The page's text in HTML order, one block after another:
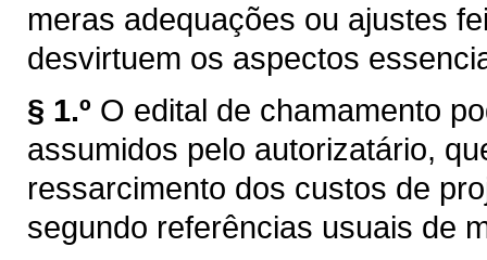
meras adequações ou ajustes
desvirtuem os aspectos
§ 1.º O edital de chamamento
assumidos pelo autorizatário,
ressarcimento dos custos de
segundo referências usuais de